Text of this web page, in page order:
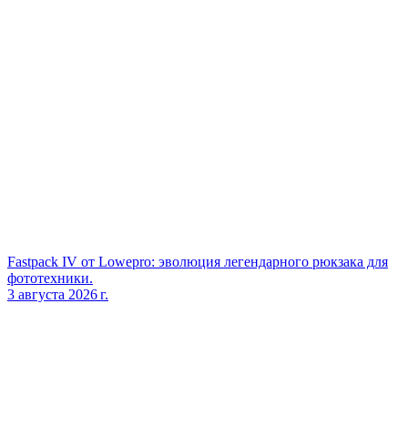
Fastpack IV от Lowepro: эволюция легендарного рюкзака для
фототехники.
3 августа 2026 г.